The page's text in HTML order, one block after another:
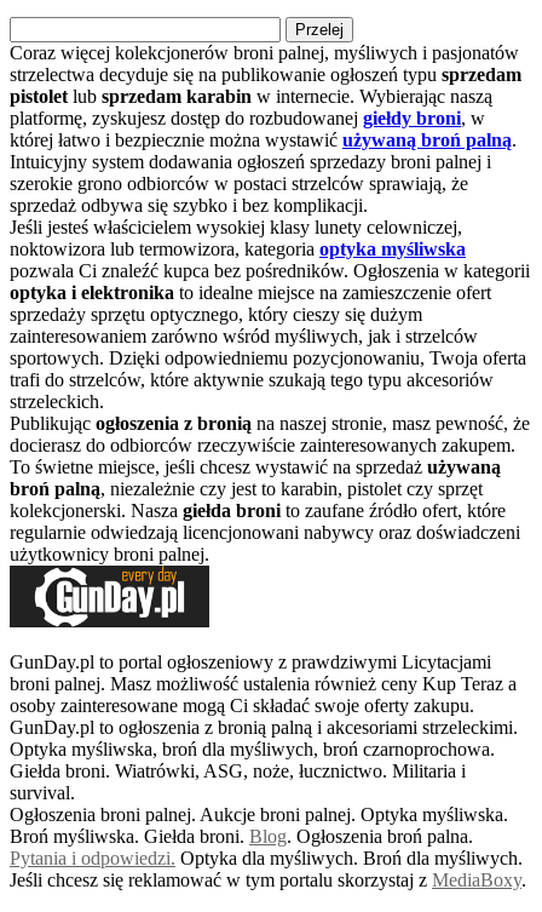
Przelej
Coraz więcej kolekcjonerów broni palnej, myśliwych i pasjonatów
strzelectwa decyduje się na publikowanie ogłoszeń typu sprzedam
pistolet lub sprzedam karabin w internecie. Wybierając naszą
platformę, zyskujesz dostęp do rozbudowanej giełdy broni, w
której łatwo i bezpiecznie można wystawić używaną broń palną.
Intuicyjny system dodawania ogłoszeń sprzedazy broni palnej i
szerokie grono odbiorców w postaci strzelców sprawiają, że
sprzedaż odbywa się szybko i bez komplikacji.
Jeśli jesteś właścicielem wysokiej klasy lunety celowniczej,
noktowizora lub termowizora, kategoria optyka myśliwska
pozwala Ci znaleźć kupca bez pośredników. Ogłoszenia w kategorii
optyka i elektronika to idealne miejsce na zamieszczenie ofert
sprzedaży sprzętu optycznego, który cieszy się dużym
zainteresowaniem zarówno wśród myśliwych, jak i strzelców
sportowych. Dzięki odpowiedniemu pozycjonowaniu, Twoja oferta
trafi do strzelców, które aktywnie szukają tego typu akcesoriów
strzeleckich.
Publikując ogłoszenia z bronią na naszej stronie, masz pewność, że
docierasz do odbiorców rzeczywiście zainteresowanych zakupem.
To świetne miejsce, jeśli chcesz wystawić na sprzedaż używaną
broń palną, niezależnie czy jest to karabin, pistolet czy sprzęt
kolekcjonerski. Nasza giełda broni to zaufane źródło ofert, które
regularnie odwiedzają licencjonowani nabywcy oraz doświadczeni
użytkownicy broni palnej.
GunDay.pl to portal ogłoszeniowy z prawdziwymi Licytacjami
broni palnej. Masz możliwość ustalenia również ceny Kup Teraz a
osoby zainteresowane mogą Ci składać swoje oferty zakupu.
GunDay.pl to ogłoszenia z bronią palną i akcesoriami strzeleckimi.
Optyka myśliwska, broń dla myśliwych, broń czarnoprochowa.
Giełda broni. Wiatrówki, ASG, noże, łucznictwo. Militaria i
survival.
Ogłoszenia broni palnej. Aukcje broni palnej. Optyka myśliwska.
Broń myśliwska. Giełda broni. Blog. Ogłoszenia broń palna.
Pytania i odpowiedzi. Optyka dla myśliwych. Broń dla myśliwych.
Jeśli chcesz się reklamować w tym portalu skorzystaj z MediaBoxy.